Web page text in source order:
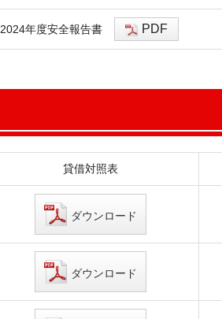
2024年度安全報告書 PDF
貸借対照表
ダウンロード
ダウンロード